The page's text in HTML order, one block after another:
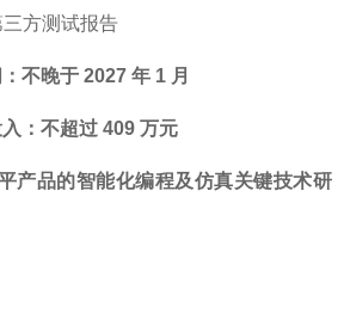
方测试报告
不晚于 2027 年 1 月
入：不超过 409 万元
产品的智能化编程及仿真关键技术研